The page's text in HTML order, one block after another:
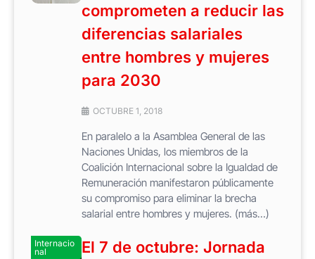
comprometen a reducir las
diferencias salariales
entre hombres y mujeres
para 2030
OCTUBRE 1, 2018
En paralelo a la Asamblea General de las
Naciones Unidas, los miembros de la
Coalición Internacional sobre la Igualdad de
Remuneración manifestaron públicamente
su compromiso para eliminar la brecha
salarial entre hombres y mujeres. (más…)
Internacio
nal
El 7 de octubre: Jornada